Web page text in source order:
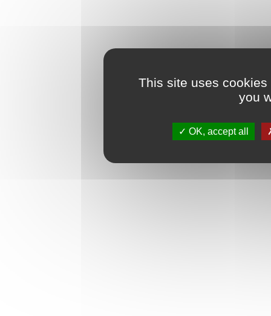
This site uses
you
OK, accept all